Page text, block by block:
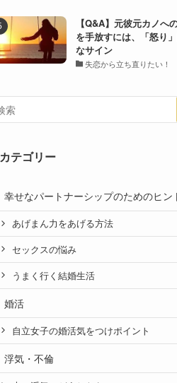
【Q&A】元彼元カノへ
を手放すには、「怒り
なサイン
失恋から立ち直りたい！
カテゴリー
幸せなパートナーシップのためのヒン
あげまん力をあげる方法
セックスの悩み
うまく行く結婚生活
婚活
自立女子の婚活気をつけポイント
浮気・不倫